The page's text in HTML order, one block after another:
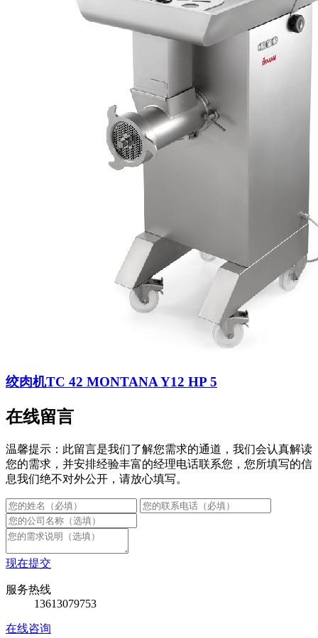
绞肉机TC 42 MONTANA Y12 HP 5
在线留言
温馨提示：此留言是我们了解您需求的通道，我们会认真解读
您的需求，并安排经验丰富的经理电话联系您，您所填写的信
息我们绝不对外公开，请放心填写。
现在提交
服务热线
13613079753
在线咨询